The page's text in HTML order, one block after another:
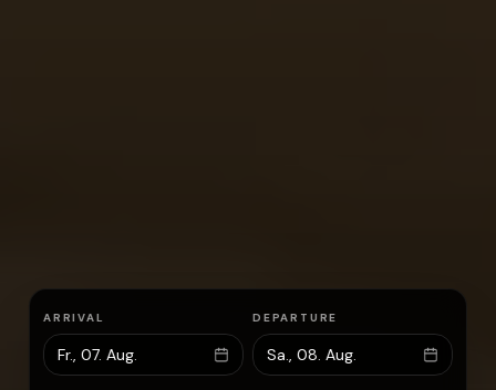
ARRIVAL
Fr., 07. Aug.
DEPARTURE
Sa., 08. Aug.